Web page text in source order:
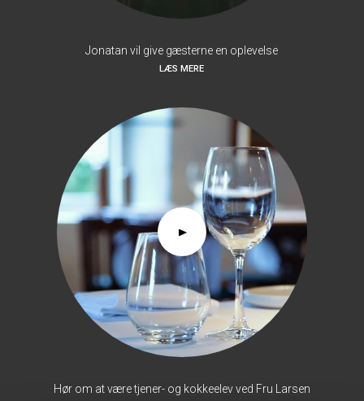
Jonatan vil give gæsterne en oplevelse
LÆS MERE
Hør om at være tjener- og kokkeelev ved Fru Larsen